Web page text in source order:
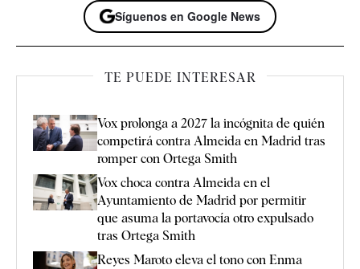
Síguenos en Google News
TE PUEDE INTERESAR
Vox prolonga a 2027 la incógnita de quién
competirá contra Almeida en Madrid tras
romper con Ortega Smith
Vox choca contra Almeida en el
Ayuntamiento de Madrid por permitir
que asuma la portavocía otro expulsado
tras Ortega Smith
Reyes Maroto eleva el tono con Enma